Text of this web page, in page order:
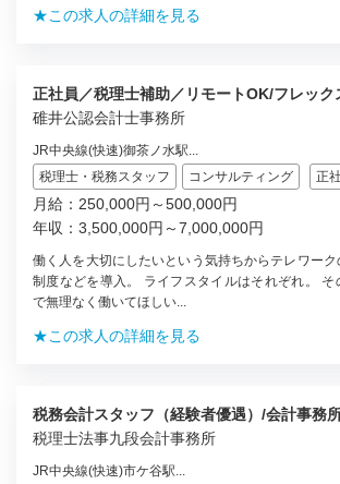
★この求人の詳細を見る
正社員／税理士補助／リモートOK/フレック
碓井公認会計士事務所
JR中央線(快速)御茶ノ水駅...
税理士・税務スタッフ
コンサルティング 正
月給：250,000円～500,000円
年収：3,500,000円～7,000,000円
働く人を大切にしたいという気持ちからテレワー
制度などを導入。 ライフスタイルはそれぞれ。 そ
で無理なく働いてほしい...
★この求人の詳細を見る
税務会計スタッフ（経験者優遇）/会計事務
税理士法事九段会計事務所
JR中央線(快速)市ケ谷駅...